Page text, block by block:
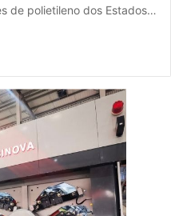
de polietileno dos Estados…